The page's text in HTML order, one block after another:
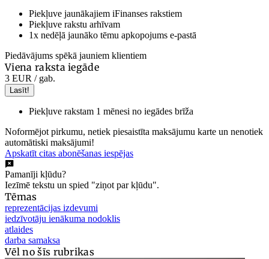
Piekļuve jaunākajiem iFinanses rakstiem
Piekļuve rakstu arhīvam
1x nedēļā jaunāko tēmu apkopojums e-pastā
Piedāvājums spēkā jauniem klientiem
Viena raksta iegāde
3 EUR / gab.
Lasīt!
Piekļuve rakstam 1 mēnesi no iegādes brīža
Noformējot pirkumu, netiek piesaistīta maksājumu karte un nenotiek
automātiski maksājumi!
Apskatīt citas abonēšanas iespējas
Pamanīji kļūdu?
Iezīmē tekstu un spied "ziņot par kļūdu".
Tēmas
reprezentācijas izdevumi
iedzīvotāju ienākuma nodoklis
atlaides
darba samaksa
Vēl no šīs rubrikas